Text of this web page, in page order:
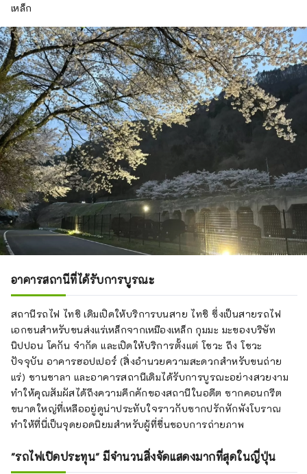
เหล็ก
อาคารสถานีที่ได้รับการบูรณะ
สถานีรถไฟ ไทชิ เดิมเปิดให้บริการบนสาย ไทชิ ซึ่งเป็นสายรถไฟ
เอกชนสำหรับขนส่งแร่เหล็กจากเหมืองเหล็ก กุมมะ มะของบริษัท
นิปปอน โคกัน จำกัด และเปิดให้บริการตั้งแต่ โชวะ ถึง โชวะ
ปัจจุบัน อาคารฮอปเปอร์ (สิ่งอำนวยความสะดวกสำหรับขนถ่าย
แร่) ชานชาลา และอาคารสถานีเดิมได้รับการบูรณะอย่างสวยงาม
ทำให้คุณสัมผัสได้ถึงความคึกคักของสถานีในอดีต ซากคอนกรีต
ขนาดใหญ่ที่เหลืออยู่ดูน่าประทับใจราวกับซากปรักหักพังโบราณ
ทำให้ที่นี่เป็นจุดยอดนิยมสำหรับผู้ที่ชื่นชอบการถ่ายภาพ
"รถไฟเปิดประทุน" มีจำนวนสิ่งจัดแสดงมากที่สุดในญี่ปุ่น